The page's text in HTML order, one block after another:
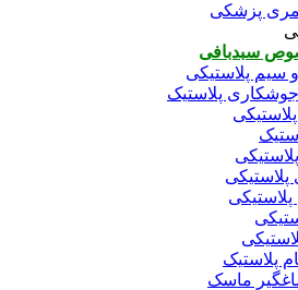
پزشکی
سبدبافی
سیم پلاستیکی
پلاستیک
پلاستیکی
پلاستیکی
پلاستیک
ماسک